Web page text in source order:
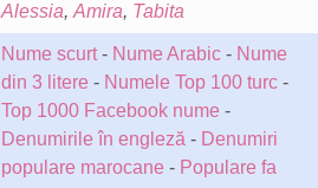
Alessia, Amira, Tabita
Nume scurt- Nume Arabic - Nume
din 3 litere - Numele Top 100 turc -
Top 1000 Facebook nume -
Denumirile în engleză - Denumiri
populare marocane - Populare fa